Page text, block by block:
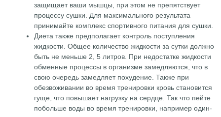
защищает ваши мышцы, при этом не препятствует
процессу сушки. Для максимального результата
принимайте комплекс спортивного питания для сушки.
Диета также предполагает контроль поступления
жидкости. Общее количество жидкости за сутки должно
быть не меньше 2, 5 литров. При недостатке жидкости
обменные процессы в организме замедляются, что в
свою очередь замедляет похудение. Также при
обезвоживании во время тренировки кровь становится
гуще, что повышает нагрузку на сердце. Так что пейте
побольше воды во время тренировки, например один-